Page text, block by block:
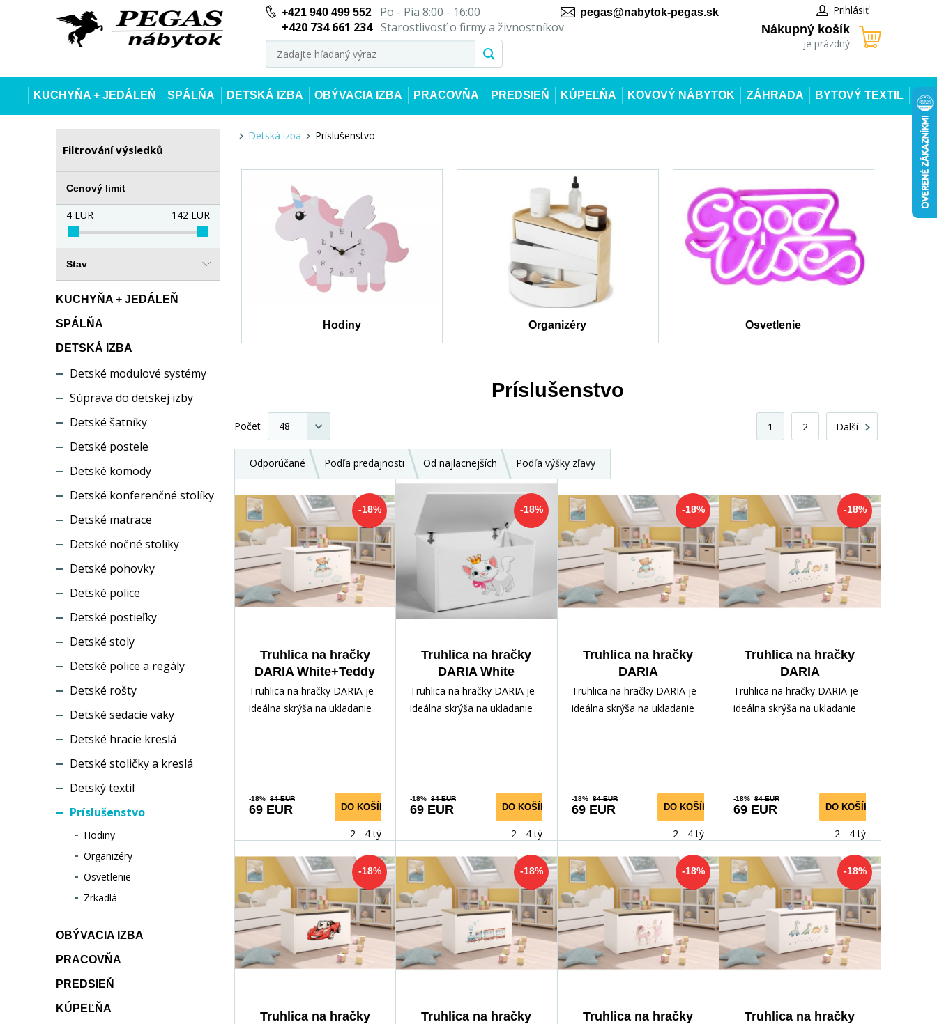
+421 940 499 552
Po - Pia 8:00 - 16:00
+420 734 661 234 Starostlivosť o firmy a živnostníkov
pegas@nabytok-pegas.sk Prihlásiť
Nákupný košík
je prázdný
KUCHYŇA + JEDÁLEŇ SPÁLŇA DETSKÁ IZBA OBÝVACIA IZBA PRACOVŇA PREDSIEŇ KÚPEĽŇA KOVOVÝ NÁBYTOK ZÁHRADA BYTOVÝ TEXTIL
Filtrování výsledků
Cenový limit
4 EUR 142 EUR
Stav
KUCHYŇA + JEDÁLEŇ
SPÁLŇA
DETSKÁ IZBA
Detské modulové systémy
Súprava do detskej izby
Detské šatníky
Detské postele
Detské komody
Detské konferenčné stolíky
Detské matrace
Detské nočné stolíky
Detské pohovky
Detské police
Detské postieľky
Detské stoly
Detské police a regály
Detské rošty
Detské sedacie vaky
Detské hracie kreslá
Detské stoličky a kreslá
Detský textil
Príslušenstvo
Hodiny
Organizéry
Osvetlenie
Zrkadlá
OBÝVACIA IZBA
PRACOVŇA
PREDSIEŇ
KÚPEĽŇA
Detská izba Príslušenstvo
Hodiny Organizéry Osvetlenie
Príslušenstvo
Počet 1 2 Další
Odporúčané Podľa predajnosti Od najlacnejších Podľa výšky zľavy
-18%
Truhlica na hračky
DARIA White+Teddy
BEAR And Cloud
Truhlica na hračky DARIA je
ideálna skrýša na ukladanie
-18% 84 EUR
69 EUR DO KOŠÍKA
2 - 4 týdny
-18%
Truhlica na hračky
DARIA White
Truhlica na hračky DARIA je
ideálna skrýša na ukladanie
-18% 84 EUR
69 EUR DO KOŠÍKA
2 - 4 týdny
-18%
Truhlica na hračky
DARIA
White+Sonoma
Truhlica na hračky DARIA je
ideálna skrýša na ukladanie
-18% 84 EUR
69 EUR DO KOŠÍKA
2 - 4 týdny
-18%
Truhlica na hračky
DARIA
White+Sonoma
Truhlica na hračky DARIA je
ideálna skrýša na ukladanie
-18% 84 EUR
69 EUR DO KOŠÍKA
2 - 4 týdny
-18%
Truhlica na hračky
-18%
Truhlica na hračky
-18%
Truhlica na hračky
-18%
Truhlica na hračky